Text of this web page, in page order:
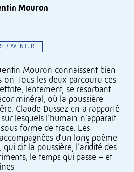
Mouron
/ AVENTURE
Mouron connaissent bien
ont tous les deux parcouru ces
lentement, se résorbant
minéral, où la poussière
Claude Dussez en a rapporté
lesquels l’humain n’apparaît
forme de trace. Les
d’un long poème
dit la poussière, l’aridité des
le temps qui passe – et